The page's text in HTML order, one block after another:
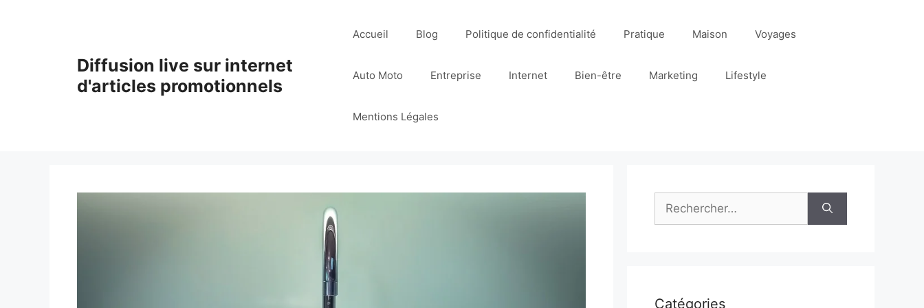
Diffusion live sur internet
d'articles promotionnels
Accueil Blog Politique de confidentialité Pratique Maison Voyages
Auto Moto Entreprise Internet Bien-être Marketing Lifestyle
Mentions Légales
Rechercher :
Catégories